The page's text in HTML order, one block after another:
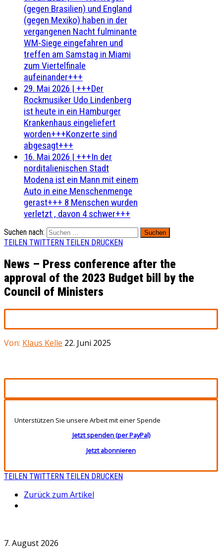
(gegen Brasilien) und England
(gegen Mexiko) haben in der
vergangenen Nacht fulminante
WM-Siege eingefahren und
treffen am Samstag in Miami
zum Viertelfinale
aufeinander+++
29. Mai 2026 | +++Der
Rockmusiker Udo Lindenberg
ist heute in ein Hamburger
Krankenhaus eingeliefert
worden+++Konzerte sind
abgesagt+++
16. Mai 2026 | +++In der
norditalienischen Stadt
Modena ist ein Mann mit einem
Auto in eine Menschenmenge
gerast+++ 8 Menschen wurden
verletzt , davon 4 schwer+++
Suchen nach:
TEILEN TWITTERN TEILEN DRUCKEN
News – Press conference after the
approval of the 2023 Budget bill by the
Council of Ministers
Von: Klaus Kelle 22. Juni 2025
Unterstützen Sie unsere Arbeit mit einer Spende
Jetzt spenden (per PayPal)
Jetzt abonnieren
TEILEN TWITTERN TEILEN DRUCKEN
Zurück zum Artikel
7. August 2026